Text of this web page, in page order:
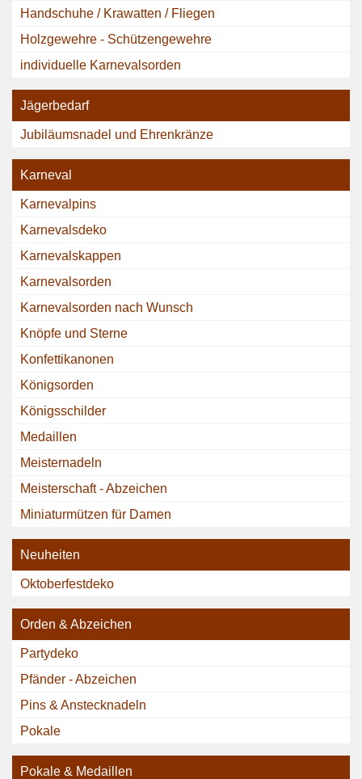
Handschuhe / Krawatten / Fliegen
Holzgewehre - Schützengewehre
individuelle Karnevalsorden
Jägerbedarf
Jubiläumsnadel und Ehrenkränze
Karneval
Karnevalpins
Karnevalsdeko
Karnevalskappen
Karnevalsorden
Karnevalsorden nach Wunsch
Knöpfe und Sterne
Konfettikanonen
Königsorden
Königsschilder
Medaillen
Meisternadeln
Meisterschaft - Abzeichen
Miniaturmützen für Damen
Neuheiten
Oktoberfestdeko
Orden & Abzeichen
Partydeko
Pfänder - Abzeichen
Pins & Anstecknadeln
Pokale
Pokale & Medaillen